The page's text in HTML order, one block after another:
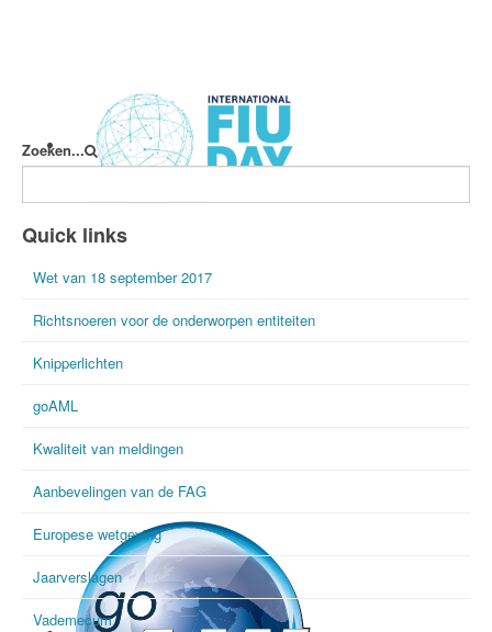
International FIU Day
Zoeken...
Quick links
Wet van 18 september 2017
Richtsnoeren voor de onderworpen entiteiten
Knipperlichten
goAML
Kwaliteit van meldingen
Aanbevelingen van de FAG
Europese wetgeving
Jaarverslagen
Vademecum